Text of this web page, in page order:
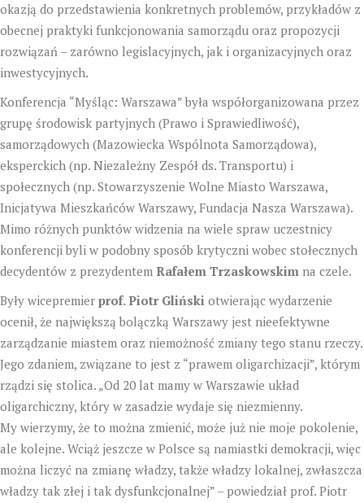
okazją do przedstawienia konkretnych problemów, przykładów z
obecnej praktyki funkcjonowania samorządu oraz propozycji
rozwiązań – zarówno legislacyjnych, jak i organizacyjnych oraz
inwestycyjnych.
Konferencja “Myśląc: Warszawa” była współorganizowana przez
grupę środowisk partyjnych (Prawo i Sprawiedliwość),
samorządowych (Mazowiecka Wspólnota Samorządowa),
eksperckich (np. Niezależny Zespół ds. Transportu) i
społecznych (np. Stowarzyszenie Wolne Miasto Warszawa,
Inicjatywa Mieszkańców Warszawy, Fundacja Nasza Warszawa).
Mimo różnych punktów widzenia na wiele spraw uczestnicy
konferencji byli w podobny sposób krytyczni wobec stołecznych
decydentów z prezydentem Rafałem Trzaskowskim na czele.
Były wicepremier prof. Piotr Gliński otwierając wydarzenie
ocenił, że największą bolączką Warszawy jest nieefektywne
zarządzanie miastem oraz niemożność zmiany tego stanu rzeczy.
Jego zdaniem, związane to jest z “prawem oligarchizacji”, którym
rządzi się stolica. „Od 20 lat mamy w Warszawie układ
oligarchiczny, który w zasadzie wydaje się niezmienny.
My wierzymy, że to można zmienić, może już nie moje pokolenie,
ale kolejne. Wciąż jeszcze w Polsce są namiastki demokracji, więc
można liczyć na zmianę władzy, także władzy lokalnej, zwłaszcza
władzy tak złej i tak dysfunkcjonalnej” – powiedział prof. Piotr